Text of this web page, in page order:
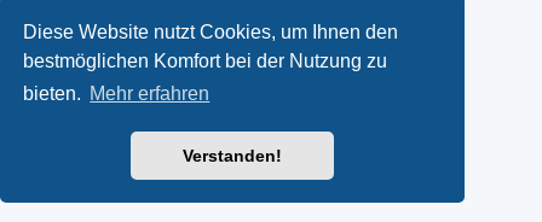
Diese Website nutzt Cookies, um Ihnen den
bestmöglichen Komfort bei der Nutzung zu
bieten. Mehr erfahren
Verstanden!